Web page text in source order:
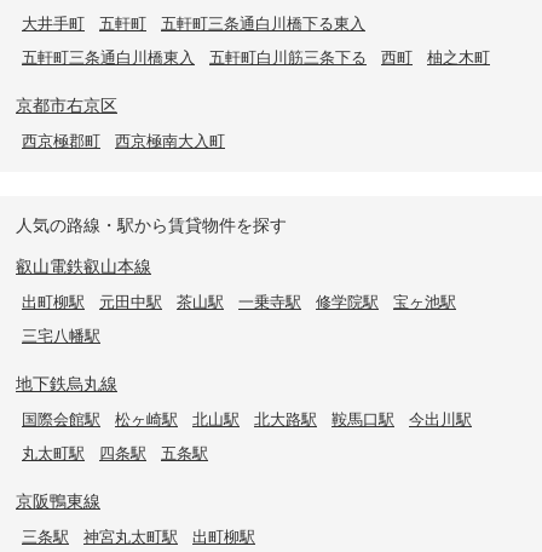
大井手町 五軒町
五軒町三条通白川橋下る東入
五軒町三条通白川橋東入
五軒町白川筋三条下る 西町 柚之木町
京都市右京区
西京極郡町 西京極南大入町
人気の路線・駅から賃貸物件を探す
叡山電鉄叡山本線
出町柳駅 元田中駅 茶山駅 一乗寺駅 修学院駅
宝ヶ池駅
三宅八幡駅
地下鉄烏丸線
国際会館駅 松ヶ崎駅 北山駅 北大路駅 鞍馬口駅
今出川駅
丸太町駅
四条駅 五条駅
京阪鴨東線
三条駅 神宮丸太町駅 出町柳駅